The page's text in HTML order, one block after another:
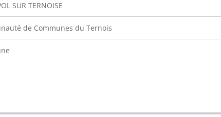
SUR TERNOISE
de Communes du Ternois